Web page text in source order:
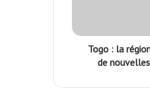
Togo : la
de